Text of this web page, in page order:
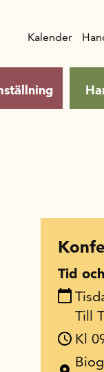
Kalender
Tid
Till
Kl